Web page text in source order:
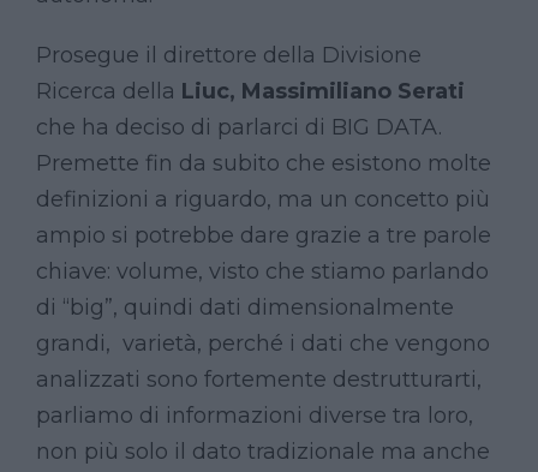
Prosegue il direttore della Divisione
Ricerca della Liuc, Massimiliano Serati
che ha deciso di parlarci di BIG DATA.
Premette fin da subito che esistono molte
definizioni a riguardo, ma un concetto più
ampio si potrebbe dare grazie a tre parole
chiave: volume, visto che stiamo parlando
di “big”, quindi dati dimensionalmente
grandi, varietà, perché i dati che vengono
analizzati sono fortemente destrutturarti,
parliamo di informazioni diverse tra loro,
non più solo il dato tradizionale ma anche